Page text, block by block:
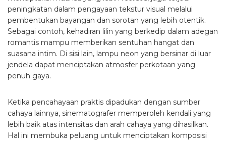
peningkatan dalam pengayaan tekstur visual melalui
pembentukan bayangan dan sorotan yang lebih otentik.
Sebagai contoh, kehadiran lilin yang berkedip dalam adegan
romantis mampu memberikan sentuhan hangat dan
suasana intim. Di sisi lain, lampu neon yang bersinar di luar
jendela dapat menciptakan atmosfer perkotaan yang
penuh gaya.
Ketika pencahayaan praktis dipadukan dengan sumber
cahaya lainnya, sinematografer memperoleh kendali yang
lebih baik atas intensitas dan arah cahaya yang dihasilkan.
Hal ini membuka peluang untuk menciptakan komposisi